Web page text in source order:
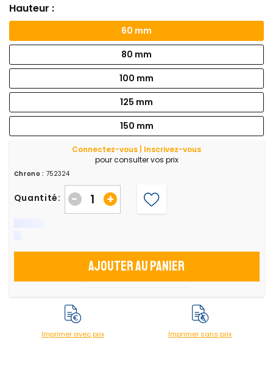
Hauteur :
60 mm
80 mm
100 mm
125 mm
150 mm
Connectez-vous | Inscrivez-vous
pour consulter vos prix
Chrono : 752324
Quantité: +
-
Ajouter au panier
Imprimer avec prix Imprimer sans prix